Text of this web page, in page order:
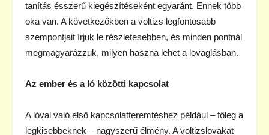
tanítás ésszerű kiegészítéseként egyaránt. Ennek több
oka van. A következőkben a voltizs legfontosabb
szempontjait írjuk le részletesebben, és minden pontnál
megmagyarázzuk, milyen haszna lehet a lovaglásban.
Az ember és a ló közötti kapcsolat
A lóval való első kapcsolatteremtéshez például – főleg a
legkisebbeknek – nagyszerű élmény. A voltizslovakat